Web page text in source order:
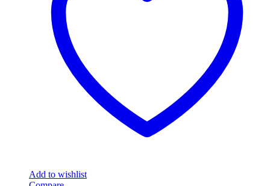
Add to wishlist